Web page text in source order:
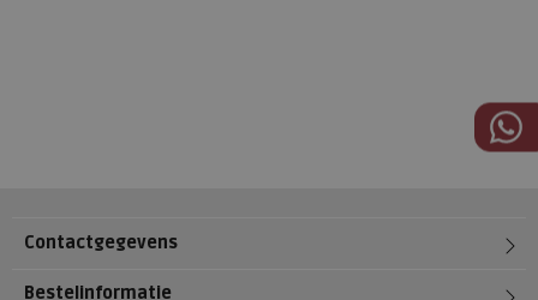
Contactgegevens
Bestelinformatie